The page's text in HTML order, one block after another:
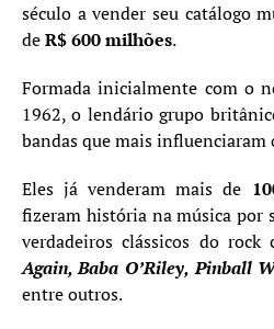
século a vender seu catálogo
deR$ 600 milhões.
Formada inicialmente com o
1962, o lendário grupo
bandas que mais influenciaram
Eles já venderam mais de
fizeram história na música por
verdadeiros clássicos do rock
Again, Baba O’Riley, Pinball
entre outros.